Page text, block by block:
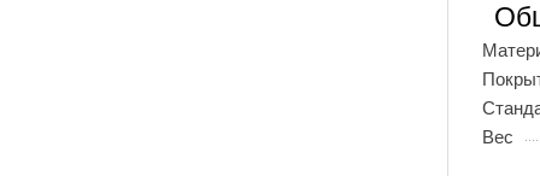
Вес